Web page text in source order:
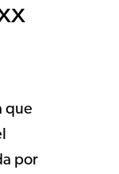
que
por